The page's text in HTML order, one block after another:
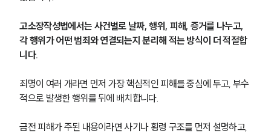
고소장작성법에서는 사건별로 날짜, 행위, 피해, 증거를 나누고,
각 행위가 어떤 범죄와 연결되는지 분리해 적는 방식이 더 적절합
니다.
죄명이 여러 개라면 먼저 가장 핵심적인 피해를 중심에 두고, 부수
적으로 발생한 행위를 뒤에 배치합니다.
금전 피해가 주된 내용이라면 사기나 횡령 구조를 먼저 설명하고,